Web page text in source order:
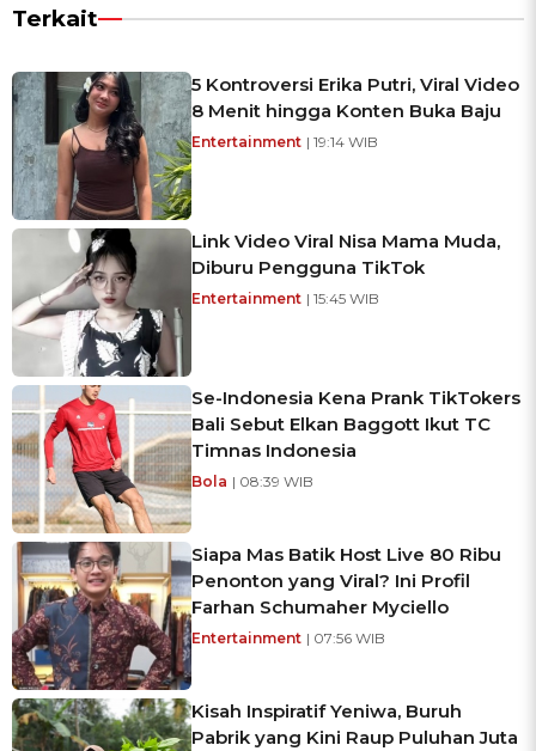
Terkait
5 Kontroversi Erika Putri, Viral Video
8 Menit hingga Konten Buka Baju
Entertainment | 19:14 WIB
Link Video Viral Nisa Mama Muda,
Diburu Pengguna TikTok
Entertainment | 15:45 WIB
Se-Indonesia Kena Prank TikTokers
Bali Sebut Elkan Baggott Ikut TC
Timnas Indonesia
Bola | 08:39 WIB
Siapa Mas Batik Host Live 80 Ribu
Penonton yang Viral? Ini Profil
Farhan Schumaher Myciello
Entertainment | 07:56 WIB
Kisah Inspiratif Yeniwa, Buruh
Pabrik yang Kini Raup Puluhan Juta